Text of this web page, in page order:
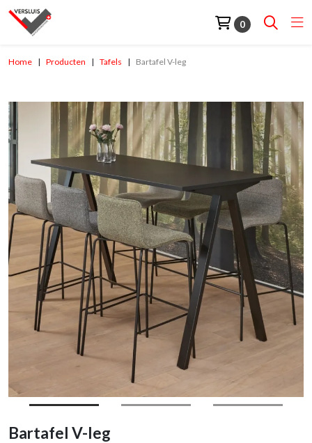
0
Home Producten Tafels Bartafel V-leg
Bartafel V-leg